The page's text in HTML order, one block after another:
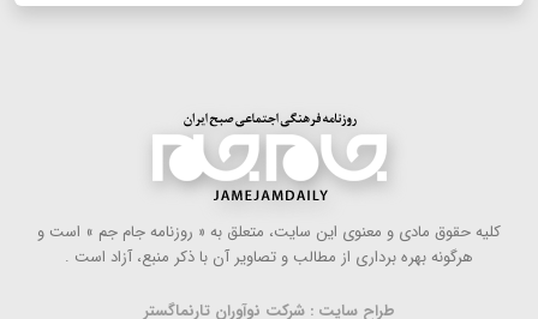
كلیه حقوق مادی و معنوی این سایت، متعلق به « روزنامه جام جم » است و
هرگونه بهره ‌برداری از مطالب و تصاویر آن با ذكر منبع، آزاد است .
طراح سایت : شرکت نوآوران تارنماگستر